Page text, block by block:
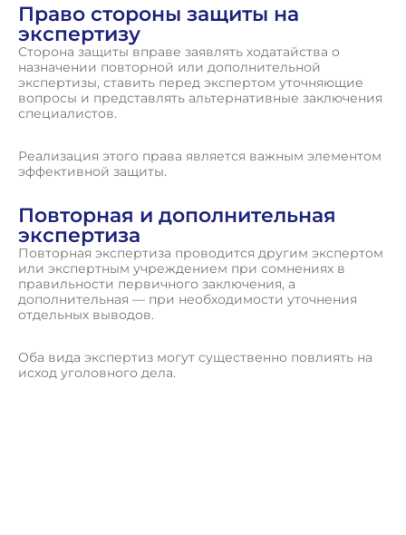
Право стороны защиты на
экспертизу
Сторона защиты вправе заявлять ходатайства о
назначении повторной или дополнительной
экспертизы, ставить перед экспертом уточняющие
вопросы и представлять альтернативные заключения
специалистов.
Реализация этого права является важным элементом
эффективной защиты.
Повторная и дополнительная
экспертиза
Повторная экспертиза проводится другим экспертом
или экспертным учреждением при сомнениях в
правильности первичного заключения, а
дополнительная — при необходимости уточнения
отдельных выводов.
Оба вида экспертиз могут существенно повлиять на
исход уголовного дела.